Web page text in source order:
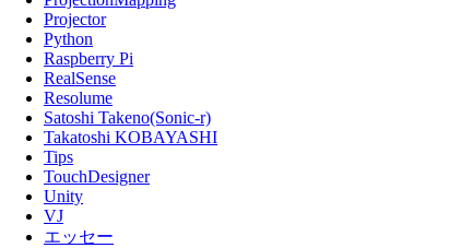
Projector
Python
Raspberry Pi
RealSense
Resolume
Satoshi Takeno(Sonic-r)
Takatoshi KOBAYASHI
Tips
TouchDesigner
Unity
VJ
エッセー